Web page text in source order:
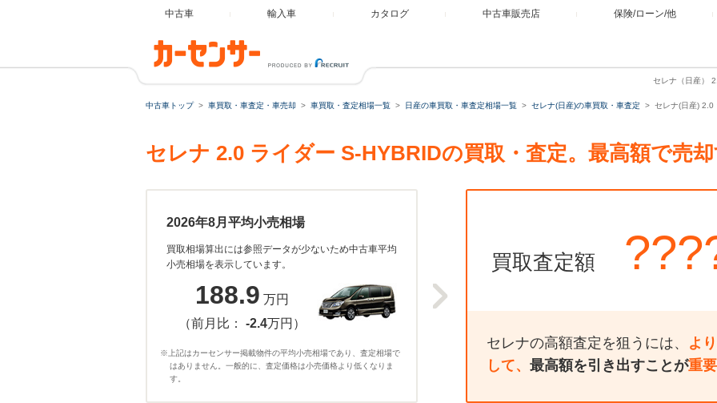
中古車 輸入車 カタログ 中古車販売店 保険/ローン/他
セレナ（日産）
中古車トップ 車買取・車査定・車売却 車買取・査定相場一覧 日産の車買取・車査定相場一覧 セレナ(日産)の車買取・車査定 セレナ(日産) 2.0
セレナ 2.0 ライダー S-HYBRIDの買取・査定。最高額で売
2026年8月平均小売相場
買取相場算出には参照データが少ないため中古車平均
小売相場を表示しています。
188.9 万円
（前月比： -2.4万円）
※上記はカーセンサー掲載物件の平均小売相場であり、査定相場で
はありません。一般的に、査定価格は小売価格より低くなりま
す。
買取査定額
セレナの高額査定を狙うには、 よ
して、 最高額を引き出すことが重要